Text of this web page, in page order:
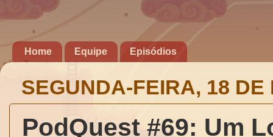
Home Equipe Episódios
SEGUNDA-FEIRA, 18
PodQuest #69: Um